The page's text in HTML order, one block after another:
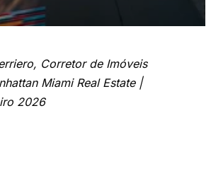
Corretor de Imóveis
Miami Real Estate |
2026